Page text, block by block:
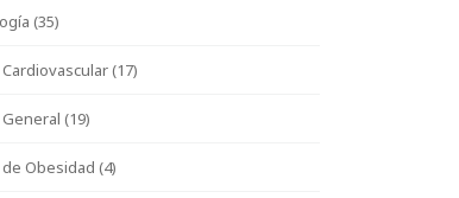
(35)
(17)
(19)
Obesidad (4)